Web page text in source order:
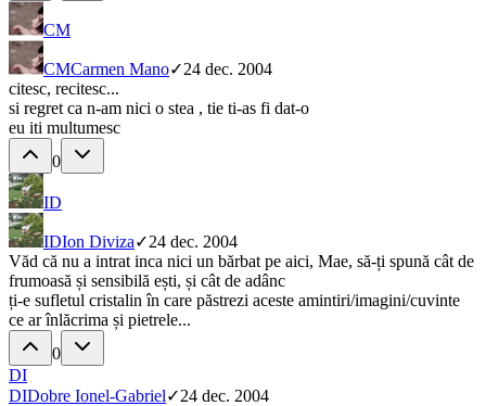
CM
CMCarmen Mano✓24 dec. 2004
citesc, recitesc...
si regret ca n-am nici o stea , tie ti-as fi dat-o
eu iti multumesc
0
ID
IDIon Diviza✓24 dec. 2004
Văd că nu a intrat inca nici un bărbat pe aici, Mae, să-ți spună cât de
frumoasă și sensibilă ești, și cât de adânc
ți-e sufletul cristalin în care păstrezi aceste amintiri/imagini/cuvinte
ce ar înlăcrima și pietrele...
0
DI
DIDobre Ionel-Gabriel✓24 dec. 2004